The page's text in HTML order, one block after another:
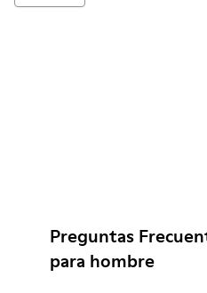
Preguntas
para hombre